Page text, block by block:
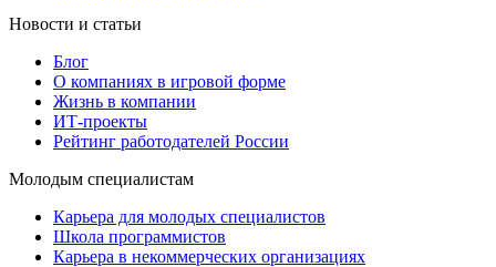
Новости и статьи
Блог
О компаниях в игровой форме
Жизнь в компании
ИТ-проекты
Рейтинг работодателей России
Молодым специалистам
Карьера для молодых специалистов
Школа программистов
Карьера в некоммерческих организациях